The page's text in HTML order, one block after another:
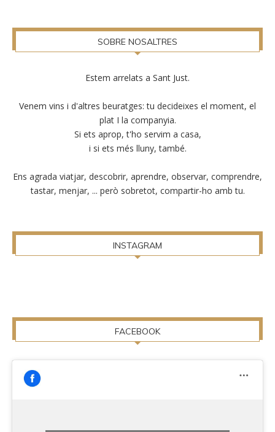
SOBRE NOSALTRES
Estem arrelats a Sant Just.
Venem vins i d'altres beuratges: tu decideixes el moment, el
plat I la companyia.
Si ets aprop, t'ho servim a casa,
i si ets més lluny, també.
Ens agrada viatjar, descobrir, aprendre, observar, comprendre,
tastar, menjar, ... però sobretot, compartir-ho amb tu.
INSTAGRAM
FACEBOOK